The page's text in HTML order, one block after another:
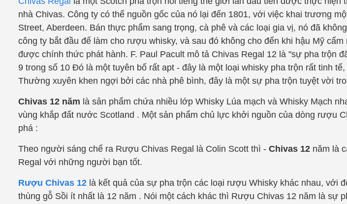
nhà Chivas. Công ty có thể nguồn gốc của nó lại đến 1801, với việc khai trương
Street, Aberdeen. Bán thực phẩm sang trọng, cà phê và các loại gia vị, nó đã
công ty bắt đầu để làm cho rượu whisky, và sau đó không cho đến khi hậu Mỹ
được chính thức phát hành. F. Paul Pacult mô tả Chivas Regal 12 là "sự pha trộn
9 trong số 10 Đó là một tuyên bố rất apt - đây là một loại whisky pha trộn rất tinh
Thường xuyên khen ngợi bởi các nhà phê bình, đây là một sự pha trộn tuyệt vời
Chivas 12 năm là sản phẩm chứa nhiều lớp Whisky Lúa mạch và Whisky Mạch
vùng khắp đất nước Scotland . Một sản phẩm chủ lực khởi nguồn của dòng rượu
phá :
Theo người sáng chế ra Rượu Chivas Regal là Colin Scott thì - Chivas 12 năm là
Regal với những người bạn tốt.
Rượu Chivas 12 là kết quả của sự pha trộn các loại rượu Whisky khác nhau, với
thùng gỗ Sồi ít nhất là 12 năm . Nói một cách khác thì Rượu Chivas 12 năm là sự